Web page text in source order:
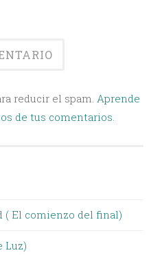
reducir el spam. Aprende
de tus comentarios.
El comienzo del final)
Luz)